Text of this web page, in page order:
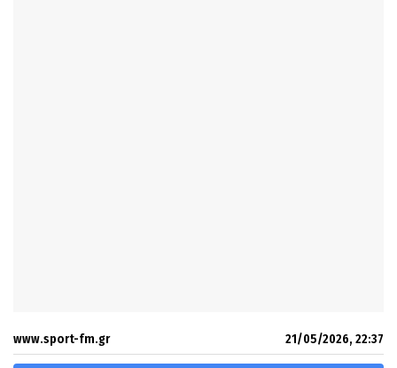
www.sport-fm.gr 21/05/2026, 22:37